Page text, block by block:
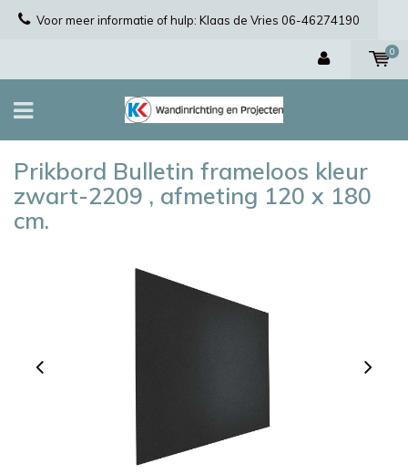
Voor meer informatie of hulp: Klaas de Vries 06-46274190
0
Prikbord Bulletin frameloos kleur
zwart-2209 , afmeting 120 x 180
cm.